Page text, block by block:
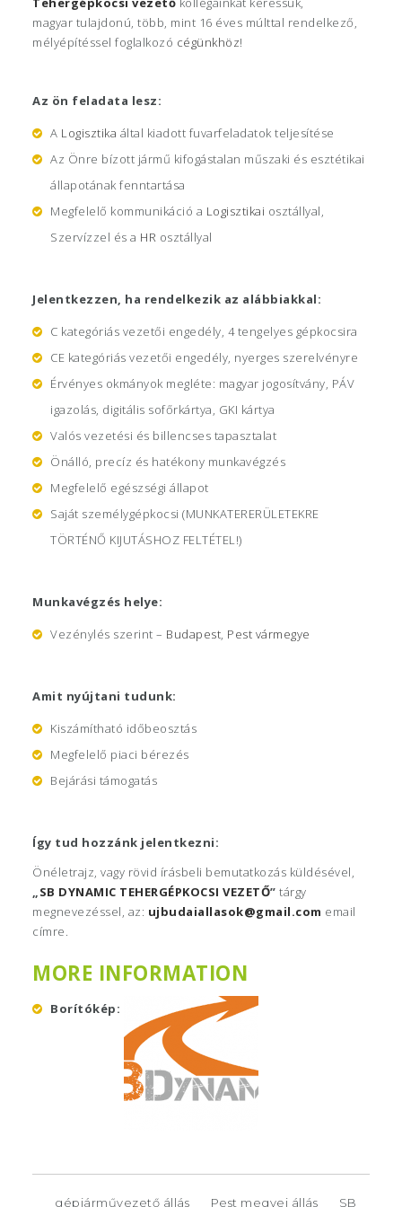
magyar tulajdonú, több, mint 16 éves múlttal rendelkező,
mélyépítéssel foglalkozó cégünkhöz!
Az ön feladata lesz:
A Logisztika által kiadott fuvarfeladatok teljesítése
Az Önre bízott jármű kifogástalan műszaki és esztétikai
állapotának fenntartása
Megfelelő kommunikáció a Logisztikai osztállyal,
Szervízzel és a HR osztállyal
Jelentkezzen, ha rendelkezik az alábbiakkal:
C kategóriás vezetői engedély, 4 tengelyes gépkocsira
CE kategóriás vezetői engedély, nyerges szerelvényre
Érvényes okmányok megléte: magyar jogosítvány, PÁV
igazolás, digitális sofőrkártya, GKI kártya
Valós vezetési és billencses tapasztalat
Önálló, precíz és hatékony munkavégzés
Megfelelő egészségi állapot
Saját személygépkocsi (MUNKATERERÜLETEKRE
TÖRTÉNŐ KIJUTÁSHOZ FELTÉTEL!)
Munkavégzés helye:
Vezénylés szerint – Budapest, Pest vármegye
Amit nyújtani tudunk:
Kiszámítható időbeosztás
Megfelelő piaci bérezés
Bejárási támogatás
Így tud hozzánk jelentkezni:
Önéletrajz, vagy rövid írásbeli bemutatkozás küldésével,
„SB DYNAMIC TEHERGÉPKOCSI VEZETŐ” tárgy
megnevezéssel, az: ujbudaiallasok@gmail.com email
címre.
MORE INFORMATION
Borítókép
gépjárművezető állás Pest megyei állás SB